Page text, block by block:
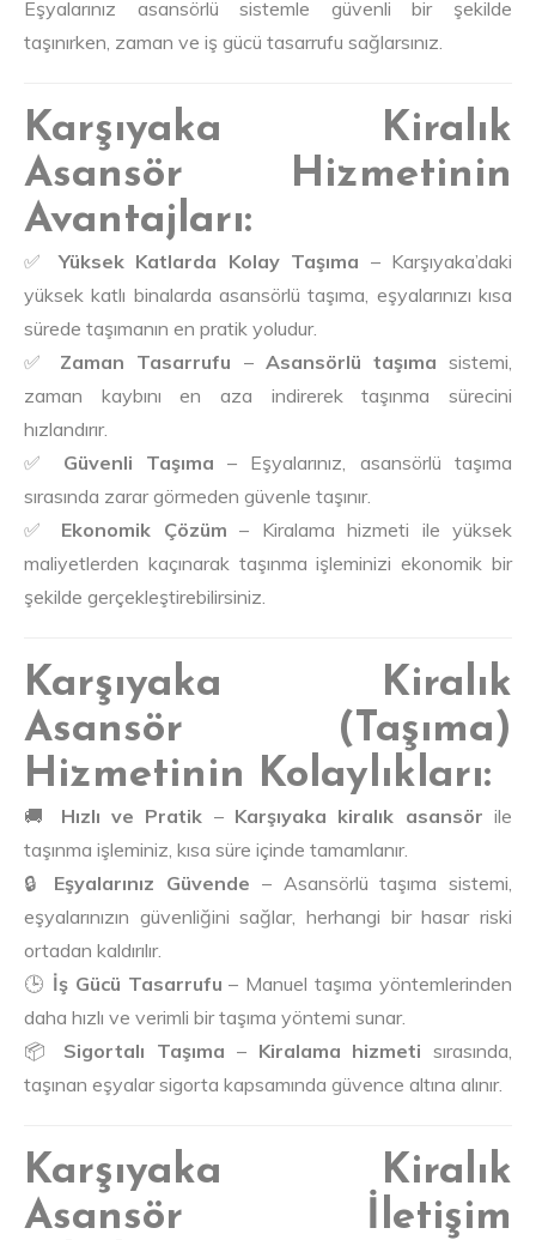
Eşyalarınız asansörlü sistemle güvenli bir şekilde
taşınırken, zaman ve iş gücü tasarrufu sağlarsınız.
Karşıyaka Kiralık
Asansör Hizmetinin
Avantajları:
✅Yüksek Katlarda Kolay Taşıma – Karşıyaka’daki
yüksek katlı binalarda asansörlü taşıma, eşyalarınızı kısa
sürede taşımanın en pratik yoludur.
✅ Zaman Tasarrufu – Asansörlü taşıma sistemi,
zaman kaybını en aza indirerek taşınma sürecini
hızlandırır.
✅ Güvenli Taşıma – Eşyalarınız, asansörlü taşıma
sırasında zarar görmeden güvenle taşınır.
✅ Ekonomik Çözüm – Kiralama hizmeti ile yüksek
maliyetlerden kaçınarak taşınma işleminizi ekonomik bir
şekilde gerçekleştirebilirsiniz.
Karşıyaka Kiralık
Asansör (Taşıma)
Hizmetinin Kolaylıkları:
🚚 Hızlı ve Pratik – Karşıyaka kiralık asansör ile
taşınma işleminiz, kısa süre içinde tamamlanır.
🔒 Eşyalarınız Güvende – Asansörlü taşıma sistemi,
eşyalarınızın güvenliğini sağlar, herhangi bir hasar riski
ortadan kaldırılır.
🕒 İş Gücü Tasarrufu – Manuel taşıma yöntemlerinden
daha hızlı ve verimli bir taşıma yöntemi sunar.
📦 Sigortalı Taşıma – Kiralama hizmeti sırasında,
taşınan eşyalar sigorta kapsamında güvence altına alınır.
Karşıyaka Kiralık
Asansör İletişim